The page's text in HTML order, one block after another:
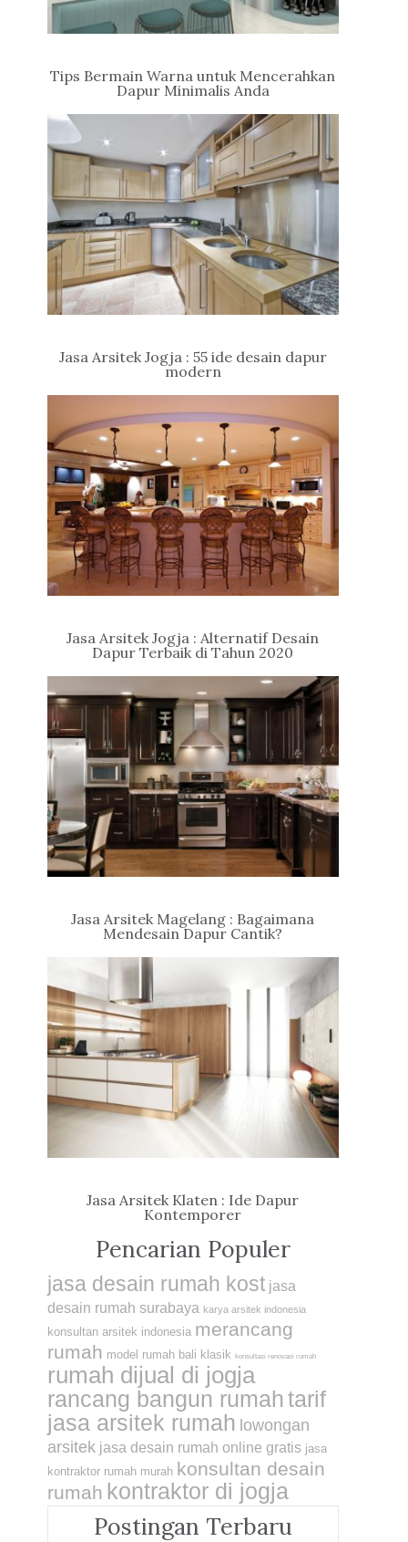
Tips Bermain Warna untuk Mencerahkan
Dapur Minimalis Anda
Jasa Arsitek Jogja : 55 ide desain dapur
modern
Jasa Arsitek Jogja : Alternatif Desain
Dapur Terbaik di Tahun 2020
Jasa Arsitek Magelang : Bagaimana
Mendesain Dapur Cantik?
Jasa Arsitek Klaten : Ide Dapur
Kontemporer
Pencarian Populer
jasa desain rumah kost jasa
desain rumah surabaya karya arsitek indonesia
konsultan arsitek indonesia merancang
rumah model rumah bali klasik konsultasi renovasi rumah
rumah dijual di jogja
rancang bangun rumahtarif
jasa arsitek rumah lowongan
arsitek jasa desain rumah online gratis jasa
kontraktor rumah murah konsultan desain
rumah kontraktor di jogja
Postingan Terbaru